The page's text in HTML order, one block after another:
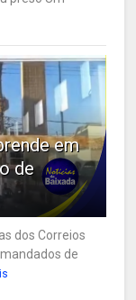
em
de
dos Correios
de